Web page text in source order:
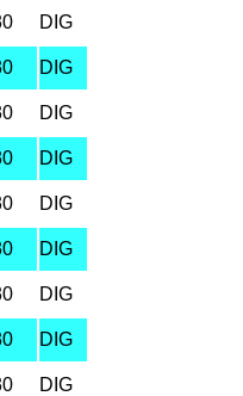
DIG
DIG
DIG
DIG
DIG
DIG
DIG
DIG
DIG